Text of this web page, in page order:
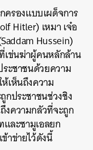
รองแบบเผด็จการ
Hitler) เหมา เจ๋อ
Hussein)
เข่นฆ่าผู้คนหลักล้าน
ะชาชนด้วยความ
เห็นถึงความ
กประชาชนช่วงชิง
งความกลัวที่จะถูก
และซามูเอลยก
าข่ายไว้ดังนี้